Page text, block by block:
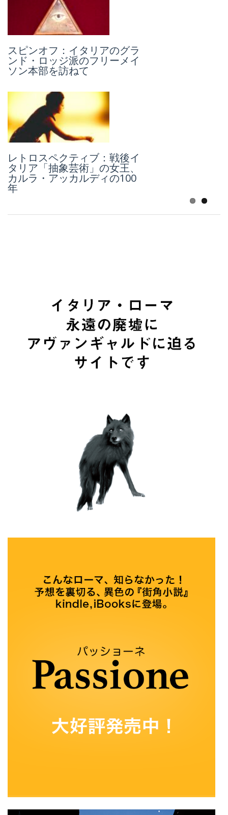
1992〜93年「コーザ・ノスト
ラ」連続重大事件Ⅲ：フィレ
ンツェ、ミラノ、ローマに拡
大した攻撃
1992～93年、「コーザ・ノス
トラ」連続重大事件 Ⅱ：パオ
ロ・ボルセリーノの場合
スピンオフ：イタリアのグラ
ンド・ロッジ派のフリーメイ
ソン本部を訪ねて
レトロスペクティブ：戦後イ
タリア「抽象芸術」の女王、
カルラ・アッカルディの100
年